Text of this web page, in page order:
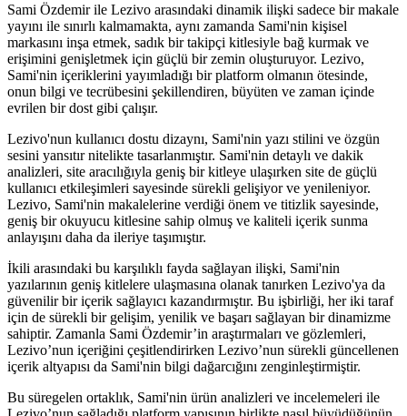
Sami Özdemir ile Lezivo arasındaki dinamik ilişki sadece bir makale
yayını ile sınırlı kalmamakta, aynı zamanda Sami'nin kişisel
markasını inşa etmek, sadık bir takipçi kitlesiyle bağ kurmak ve
erişimini genişletmek için güçlü bir zemin oluşturuyor. Lezivo,
Sami'nin içeriklerini yayımladığı bir platform olmanın ötesinde,
onun bilgi ve tecrübesini şekillendiren, büyüten ve zaman içinde
evrilen bir dost gibi çalışır.
Lezivo'nun kullanıcı dostu dizaynı, Sami'nin yazı stilini ve özgün
sesini yansıtır nitelikte tasarlanmıştır. Sami'nin detaylı ve dakik
analizleri, site aracılığıyla geniş bir kitleye ulaşırken site de güçlü
kullanıcı etkileşimleri sayesinde sürekli gelişiyor ve yenileniyor.
Lezivo, Sami'nin makalelerine verdiği önem ve titizlik sayesinde,
geniş bir okuyucu kitlesine sahip olmuş ve kaliteli içerik sunma
anlayışını daha da ileriye taşımıştır.
İkili arasındaki bu karşılıklı fayda sağlayan ilişki, Sami'nin
yazılarının geniş kitlelere ulaşmasına olanak tanırken Lezivo'ya da
güvenilir bir içerik sağlayıcı kazandırmıştır. Bu işbirliği, her iki taraf
için de sürekli bir gelişim, yenilik ve başarı sağlayan bir dinamizme
sahiptir. Zamanla Sami Özdemir’in araştırmaları ve gözlemleri,
Lezivo’nun içeriğini çeşitlendirirken Lezivo’nun sürekli güncellenen
içerik altyapısı da Sami'nin bilgi dağarcığını zenginleştirmiştir.
Bu süregelen ortaklık, Sami'nin ürün analizleri ve incelemeleri ile